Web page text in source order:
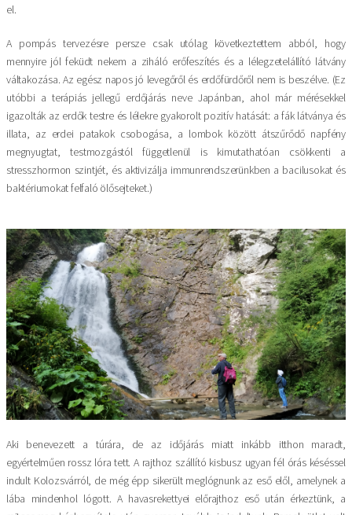
el.
A pompás tervezésre persze csak utólag következtettem abból, hogy
mennyire jól feküdt nekem a ziháló erőfeszítés és a lélegzetelállító látvány
váltakozása. Az egész napos jó levegőről és erdőfürdőről nem is beszélve. (Ez
utóbbi a terápiás jellegű erdőjárás neve Japánban, ahol már mérésekkel
igazolták az erdők testre és lélekre gyakorolt pozitív hatását: a fák látványa és
illata, az erdei patakok csobogása, a lombok között átszűrődő napfény
megnyugtat, testmozgástól függetlenül is kimutathatóan csökkenti a
stresszhormon szintjét, és aktivizálja immunrendszerünkben a bacilusokat és
baktériumokat felfaló ölősejteket.)
Aki benevezett a túrára, de az időjárás miatt inkább itthon maradt,
egyértelműen rossz lóra tett. A rajthoz szállító kisbusz ugyan fél órás késéssel
indult Kolozsvárról, de még épp sikerült meglógnunk az eső elől, amelynek a
lába mindenhol lógott. A havasrekettyei előrajthoz eső után érkeztünk, a